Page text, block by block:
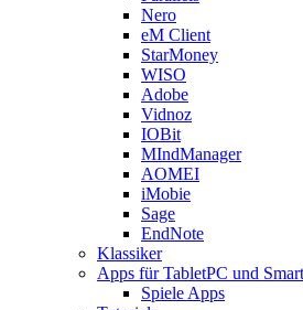
Nero
eM Client
StarMoney
WISO
Adobe
Vidnoz
IOBit
MIndManager
AOMEI
iMobie
Sage
EndNote
Klassiker
Apps für TabletPC und
Spiele Apps